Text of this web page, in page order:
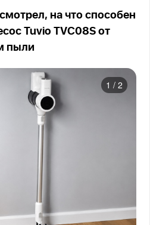
на что способен
Tuvio TVC08S от
пыли
1 / 2